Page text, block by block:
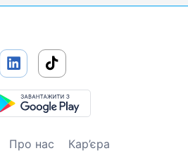
Про нас
Кар’єра